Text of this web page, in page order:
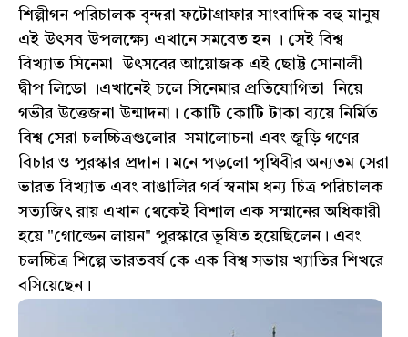
শিল্পীগন পরিচালক বৃন্দরা ফটোগ্রাফার সাংবাদিক বহু মানুষ
এই উৎসব উপলক্ষ্যে এখানে সমবেত হন । সেই বিশ্ব
বিখ্যাত সিনেমা উৎসবের আয়োজক এই ছোট্ট সোনালী
দ্বীপ লিডো ।এখানেই চলে সিনেমার প্রতিযোগিতা নিয়ে
গভীর উত্তেজনা উন্মাদনা। কোটি কোটি টাকা ব্যয়ে নির্মিত
বিশ্ব সেরা চলচ্চিত্রগুলোর সমালোচনা এবং জুড়ি গণের
বিচার ও পুরস্কার প্রদান। মনে পড়লো পৃথিবীর অন্যতম সেরা
ভারত বিখ্যাত এবং বাঙালির গর্ব স্বনাম ধন্য চিত্র পরিচালক
সত্যজিৎ রায় এখান থেকেই বিশাল এক সম্মানের অধিকারী
হয়ে "গোল্ডেন লায়ন" পুরস্কারে ভূষিত হয়েছিলেন। এবং
চলচ্চিত্র শিল্পে ভারতবর্ষ কে এক বিশ্ব সভায় খ্যাতির শিখরে
বসিয়েছেন।